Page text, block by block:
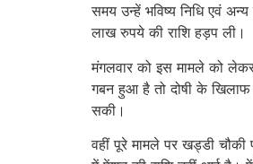
समय उन्हें भविष्य निधि एवं
लाख रुपये की राशि हड़प ली।
मंगलवार को इस मामले को
गबन हुआ है तो दोषी के खिलाफ
सकी।
वहीं पूरे मामले पर खड्डी